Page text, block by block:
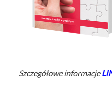
Szczegółowe informacje